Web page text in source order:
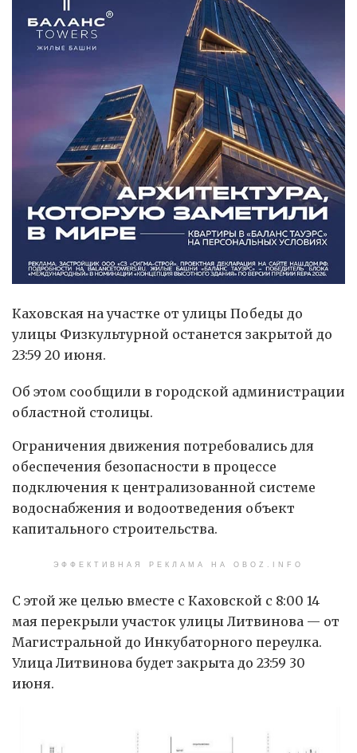
Каховская на участке от улицы Победы до
улицы Физкультурной останется закрытой до
23:59 20 июня.
Об этом сообщили в городской администрации
областной столицы.
Ограничения движения потребовались для
обеспечения безопасности в процессе
подключения к централизованной системе
водоснабжения и водоотведения объект
капитального строительства.
ЭФФЕКТИВНАЯ РЕКЛАМА НА OBOZ.INFO
С этой же целью вместе с Каховской с 8:00 14
мая перекрыли участок улицы Литвинова — от
Магистральной до Инкубаторного переулка.
Улица Литвинова будет закрыта до 23:59 30
июня.